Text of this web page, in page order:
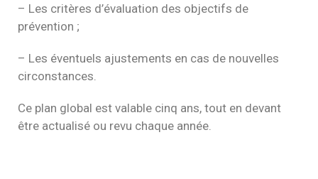
– Les critères d’évaluation des objectifs de
prévention ;
– Les éventuels ajustements en cas de nouvelles
circonstances.
Ce plan global est valable cinq ans, tout en devant
être actualisé ou revu chaque année.